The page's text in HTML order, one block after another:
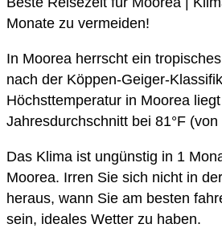
Monate zu vermeiden!
In Moorea herrscht ein
nach der Köppen-Geiger-
Höchsttemperatur in Moorea
Jahresdurchschnitt bei 81°F
Das Klima ist ungünstig in 1
Moorea. Irren Sie sich nicht in
heraus, wann Sie am besten
sein, ideales Wetter zu haben.